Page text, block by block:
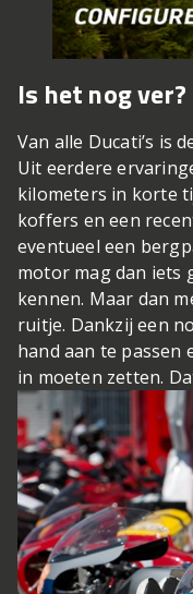
Is het nog ver?
Van alle Ducati’s is
Uit eerdere
kilometers in korte
koffers en een
eventueel een
motor mag dan iets
kennen. Maar dan
ruitje. Dankzij een
hand aan te passen
in moeten zetten.